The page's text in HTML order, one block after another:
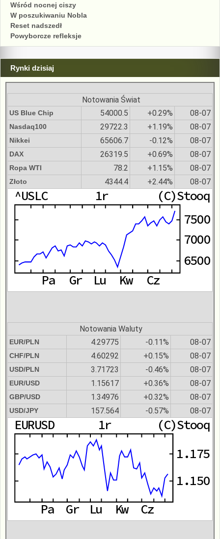
Wśród nocnej ciszy
W poszukiwaniu Nobla
Reset nadszedł
Powyborcze refleksje
Rynki dzisiaj
Notowania Świat
US Blue Chip 54000.5 +0.29% 08-07
Nasdaq100 29722.3 +1.19% 08-07
Nikkei 65606.7 -0.12% 08-07
DAX 26319.5 +0.69% 08-07
Ropa WTI 78.2 +1.15% 08-07
Złoto 4344.4 +2.44% 08-07
Notowania Waluty
EUR/PLN 4.29775 -0.11% 08-07
CHF/PLN 4.60292 +0.15% 08-07
USD/PLN 3.71723 -0.46% 08-07
EUR/USD 1.15617 +0.36% 08-07
GBP/USD 1.34976 +0.32% 08-07
USD/JPY 157.564 -0.57% 08-07